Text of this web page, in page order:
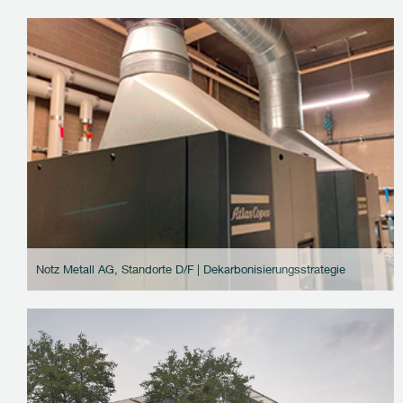
Notz Metall AG, Standorte D/F | Dekarbonisierungsstrategie